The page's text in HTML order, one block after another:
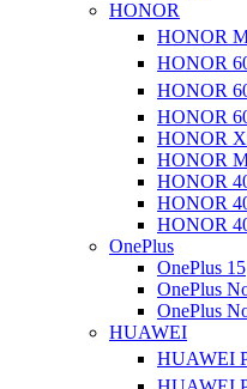
HONOR
HONOR
HONOR
HONOR
HONOR
HONOR
HONOR
HONOR
HONOR
HONOR
OnePlus
OnePlus 15
OnePlus
OnePlus
HUAWEI
HUAWEI